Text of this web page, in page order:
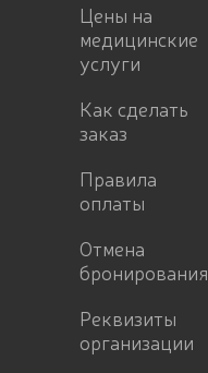
Цены на
медицинские
услуги
Как сделать
заказ
Правила
оплаты
Отмена
бронирования
Реквизиты
организации